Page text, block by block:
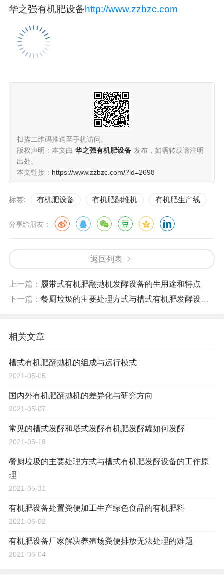
华之强有机肥设备http://www.zzbzc.com
扫描二维码推送至手机访问。
版权声明：本文由 华之强有机肥设备 发布，如需转载请注明
出处。
本文链接： https://www.zzbzc.com/?id=2698
标签: 有机肥设备 有机肥翻堆机 有机肥生产线
分享给朋友：
返回列表
上一篇： 履带式有机肥翻抛机发酵设备的生用途和特点
下一篇： 餐厨垃圾的主要处理方式与槽式有机肥发酵设备的工作原理
相关文章
槽式有机肥翻抛机的组成与运行模式
2021-05-05
国内外有机肥翻抛机的差异化与研究方向
2021-05-07
常见的槽式发酵和塔式发酵有机肥发酵罐如何发酵
2021-05-18
餐厨垃圾的主要处理方式与槽式有机肥发酵设备的工作原
理
2021-05-31
有机肥设备处置粪便加工生产绿色食品的有机肥料
2021-06-02
有机肥设备厂家解决养殖场粪便排放无法处理的难题
2021-06-04